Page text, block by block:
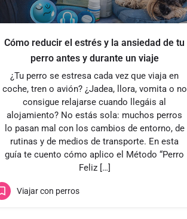
Cómo reducir el estrés y la ansiedad de tu
perro antes y durante un viaje
¿Tu perro se estresa cada vez que viaja en
coche, tren o avión? ¿Jadea, llora, vomita o no
consigue relajarse cuando llegáis al
alojamiento? No estás sola: muchos perros
lo pasan mal con los cambios de entorno, de
rutinas y de medios de transporte. En esta
guía te cuento cómo aplico el Método “Perro
Feliz […]
Viajar con perros